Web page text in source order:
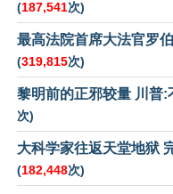
(187,541次)
最高法院首席大法官罗
(319,815次)
黎明前的正邪较量 川普:
次)
大科学家往返天堂地狱
(182,448次)